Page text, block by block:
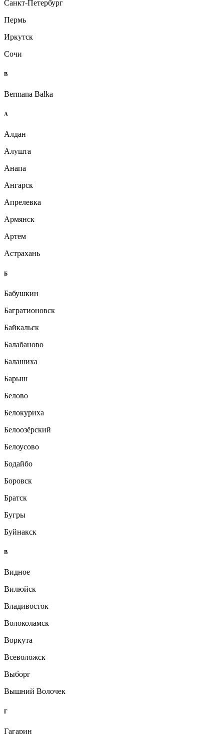
Санкт-Петербург
Пермь
Иркутск
Сочи
B
Bermana Balka
А
Алдан
Алушта
Анапа
Ангарск
Апрелевка
Армянск
Артем
Астрахань
Б
Бабушкин
Багратионовск
Байкальск
Балабаново
Балашиха
Барыш
Белово
Белокуриха
Белоозёрский
Белоусово
Бодайбо
Боровск
Братск
Бугры
Буйнакск
В
Видное
Вилюйск
Владивосток
Волоколамск
Воркута
Всеволожск
Выборг
Вышний Волочек
Г
Гагарин